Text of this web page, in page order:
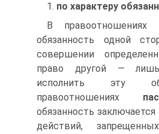
1. по характеру
В правоотношениях
обязанность одной
совершении
право другой —
исполнить эту
правоотношениях
обязанность
действий,